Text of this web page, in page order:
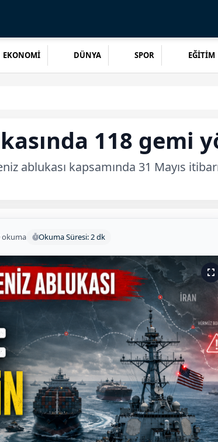
EKONOMİ DÜNYA SPOR EĞİTİM
118 gemi
ablukası kapsamında 31 Mayıs
okuma Okuma Süresi: 2 dk